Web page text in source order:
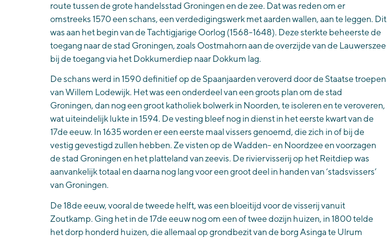
route tussen de grote handelsstad Groningen en de zee. Dat was reden om er
omstreeks 1570 een schans, een verdedigingswerk met aarden wallen, aan te leggen. Dit
was aan het begin van de Tachtigjarige Oorlog (1568-1648). Deze sterkte beheerste de
toegang naar de stad Groningen, zoals Oostmahorn aan de overzijde van de Lauwerszee
bij de toegang via het Dokkumerdiep naar Dokkum lag.
De schans werd in 1590 definitief op de Spaanjaarden veroverd door de Staatse troepen
van Willem Lodewijk. Het was een onderdeel van een groots plan om de stad
Groningen, dan nog een groot katholiek bolwerk in Noorden, te isoleren en te veroveren,
wat uiteindelijk lukte in 1594. De vesting bleef nog in dienst in het eerste kwart van de
17de eeuw. In 1635 worden er een eerste maal vissers genoemd, die zich in of bij de
vestig gevestigd zullen hebben. Ze visten op de Wadden- en Noordzee en voorzagen
de stad Groningen en het platteland van zeevis. De riviervisserij op het Reitdiep was
aanvankelijk totaal en daarna nog lang voor een groot deel in handen van ‘stadsvissers’
van Groningen.
De 18de eeuw, vooral de tweede helft, was een bloeitijd voor de visserij vanuit
Zoutkamp. Ging het in de 17de eeuw nog om een of twee dozijn huizen, in 1800 telde
het dorp honderd huizen, die allemaal op grondbezit van de borg Asinga te Ulrum